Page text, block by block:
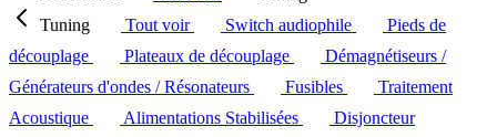
Tuning
Tout voir Switch audiophile
Pieds de
découplage
Plateaux de découplage
Démagnétiseurs /
Générateurs d'ondes / Résonateurs
Fusibles
Traitement
Acoustique
Alimentations Stabilisées
Disjoncteur